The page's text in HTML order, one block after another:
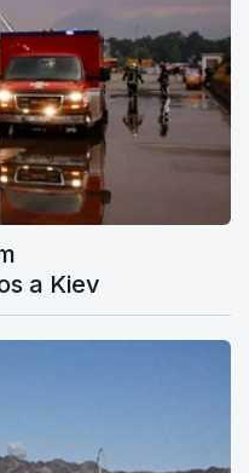
a Kiev